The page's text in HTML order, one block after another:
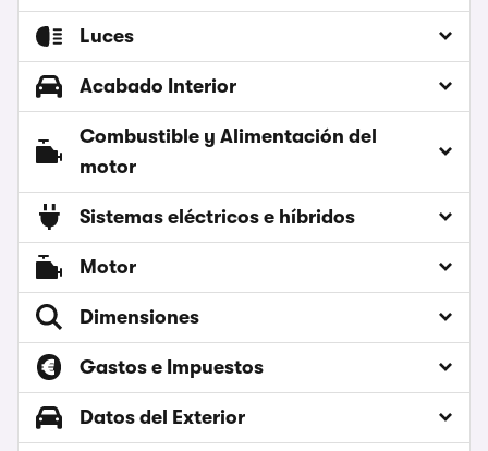
Luces
Acabado Interior
Combustible y Alimentación del
motor
Sistemas eléctricos e híbridos
Motor
Dimensiones
Gastos e Impuestos
Datos del Exterior